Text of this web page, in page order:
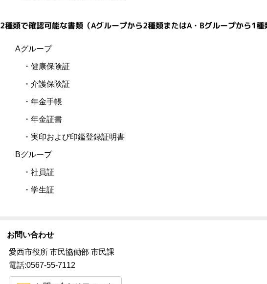
2種類で確認可能な書類（Aグループから2種類またはA・Bグループから1種
Aグループ
・健康保険証
・介護保険証
・年金手帳
・年金証書
・実印および印鑑登録証明書
Bグループ
・社員証
・学生証
お問い合わせ
愛西市役所 市民協働部 市民課
電話:0567-55-7112